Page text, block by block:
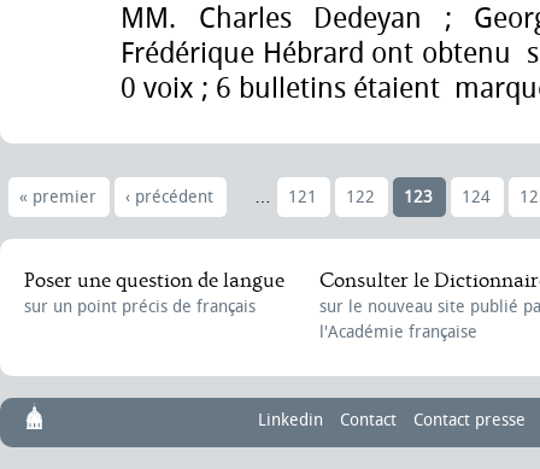
MM. Charles Dedeyan ;
Frédérique Hébrard ont obtenu
0 voix ; 6 bulletins étaient
« premier ‹ précédent … 121 122 123 124
Poser une question de langue
sur un point précis de français
Consulter le
sur le nouveau site publié
l'Académie française
Linkedin Contact Contact presse